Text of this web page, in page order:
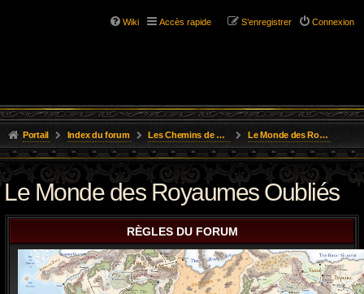
Wiki Accès rapide Connexion
S’enregistrer
Portail Index du forum Les Chemins de L'Aventure Le Monde des Royaumes Oubliés
Le Monde des Royaumes Oubliés
RÈGLES DU FORUM